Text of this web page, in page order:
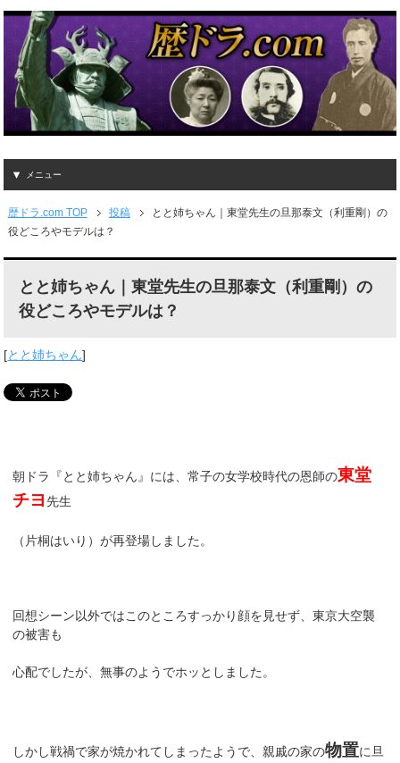
メニュー
歴ドラ.com TOP 投稿
とと姉ちゃん｜東堂先生の旦那泰文（利重剛）の
役どころやモデルは？
とと姉ちゃん｜東堂先生の旦那泰文（利重剛）の
役どころやモデルは？
[とと姉ちゃん]
朝ドラ『とと姉ちゃん』には、常子の女学校時代の恩師の東堂
チヨ先生
（片桐はいり）が再登場しました。
回想シーン以外ではこのところすっかり顔を見せず、東京大空襲
の被害も
心配でしたが、無事のようでホッとしました。
しかし戦禍で家が焼かれてしまったようで、親戚の家の物置に旦